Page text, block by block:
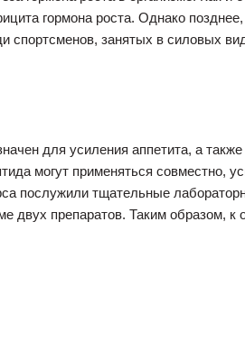
гормона роста. Однако
занятых в силовых
для усиления аппетита, а
могут применяться совместно,
послужили тщательные
двух препаратов. Таким образом,